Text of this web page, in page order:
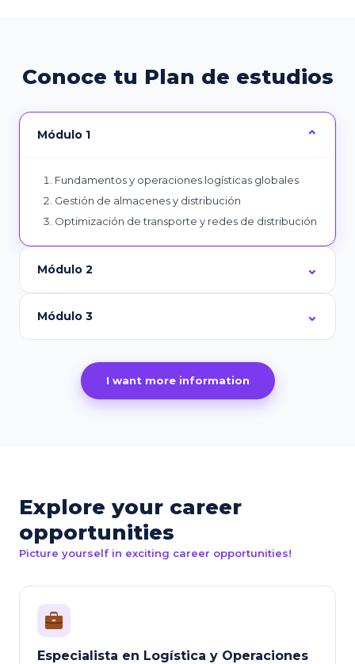
Conoce tu Plan de estudios
Módulo 1
Fundamentos y operaciones logísticas globales
Gestión de almacenes y distribución
Optimización de transporte y redes de distribución
Módulo 2
Módulo 3
I want more information
Explore your career
opportunities
Picture yourself in exciting career opportunities!
Especialista en Logística y Operaciones